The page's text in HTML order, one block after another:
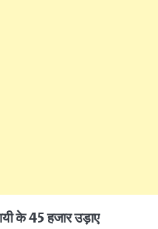
के 45 हजार उड़ाए